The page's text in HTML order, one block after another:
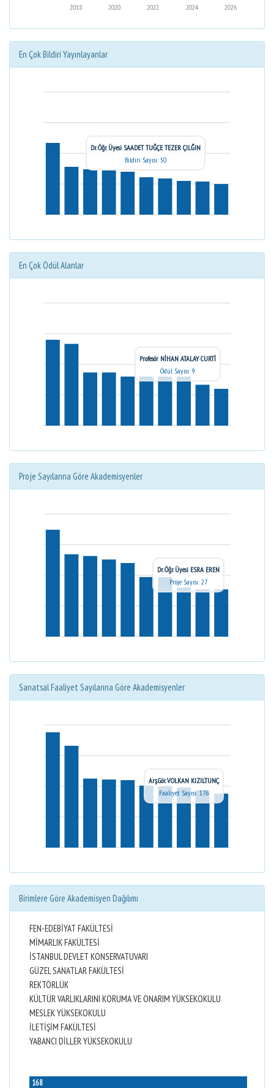
2026
2024
2022
2020
2018
En Çok Bildiri Yayınlayanlar
Dr. Öğr. Üyesi SAADET TUĞÇE TEZER ÇILĞIN
Bildiri Sayısı: 50
En Çok Ödül Alanlar
Profesör NİHAN ATALAY CURTİ
Ödül Sayısı: 9
Proje Sayılarına Göre Akademisyenler
Dr. Öğr. Üyesi ESRA EREN
Proje Sayısı: 27
Sanatsal Faaliyet Sayılarına Göre Akademisyenler
Arş.Gör. VOLKAN KIZILTUNÇ
Faaliyet Sayısı: 176
Birimlere Göre Akademisyen Dağılımı
FEN-EDEBİYAT FAKÜLTESİ
MİMARLIK FAKÜLTESİ
İSTANBUL DEVLET KONSERVATUVARI
GÜZEL SANATLAR FAKÜLTESİ
REKTÖRLÜK
KÜLTÜR VARLIKLARINI KORUMA VE ONARIM YÜKSEKOKULU
MESLEK YÜKSEKOKULU
İLETİŞİM FAKÜLTESİ
YABANCI DİLLER YÜKSEKOKULU
168